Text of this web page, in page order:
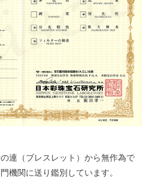
連（ブレスレット）から無作為で
機関に送り鑑別しています。